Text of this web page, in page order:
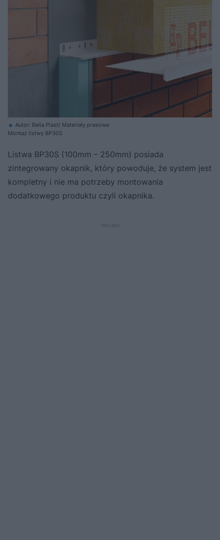
Autor: Bella Plast/ Materiały prasowe
Montaż listwy BP30S
Listwa BP30S (100mm – 250mm) posiada
zintegrowany okapnik, który powoduje, że system jest
kompletny i nie ma potrzeby montowania
dodatkowego produktu czyli okapnika.